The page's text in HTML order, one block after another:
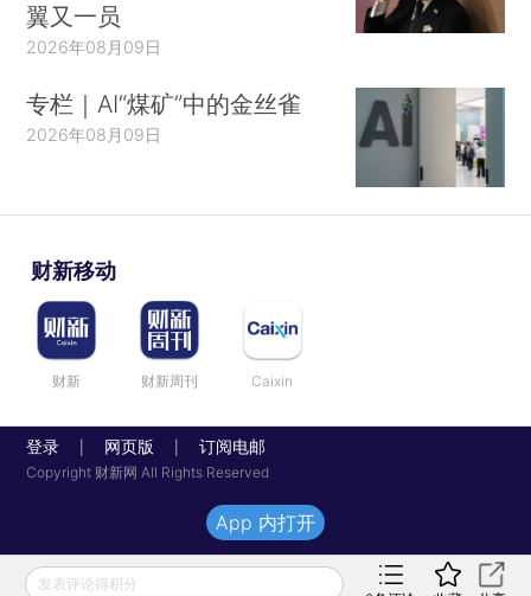
翼又一员
2026年08月09日
专栏｜AI“煤矿”中的金丝雀
2026年08月09日
财新移动
财新 财新周刊 Caixin
登录 网页版 订阅电邮
Copyright 财新网 All Rights Reserved
发表评论得积分
App 内打开